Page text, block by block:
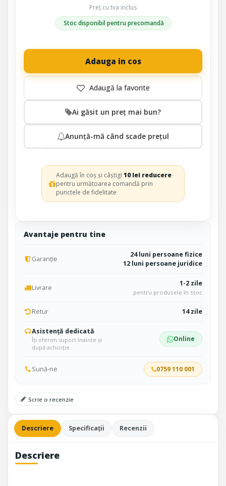
Avantaje pentru tine
Garanție
24 luni persoane fizice
12 luni persoane juridice
Livrare 1-2 zile
pentru produsele în stoc
Retur 14 zile
Asistență dedicată
Îți oferim suport înainte și
după achiziție
Online
Sună-ne 0759 110 001
Scrie o recenzie
Preț cu tva inclus
Stoc disponibil pentru precomandă
Adauga in cos
Ai găsit un preț mai bun?
Anunță-mă când scade prețul
Adaugă în coș și câștigi10 lei reducere
pentru următoarea comandă prin
punctele de fidelitate
Descriere Specificații Recenzii
Descriere